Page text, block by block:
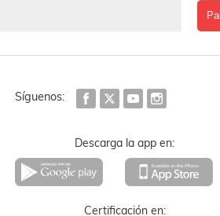
Síguenos:
Descarga la app en:
Certificación en: